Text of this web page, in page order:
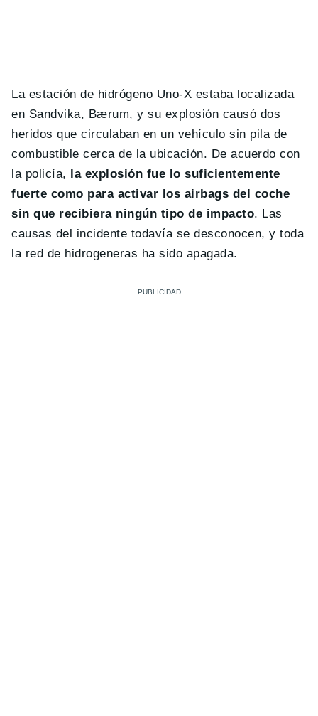
La estación de hidrógeno Uno-X estaba localizada
en Sandvika, Bærum, y su explosión causó dos
heridos que circulaban en un vehículo sin pila de
combustible cerca de la ubicación. De acuerdo con
la policía, la explosión fue lo suficientemente
fuerte como para activar los airbags del coche
sin que recibiera ningún tipo de impacto. Las
causas del incidente todavía se desconocen, y toda
la red de hidrogeneras ha sido apagada.